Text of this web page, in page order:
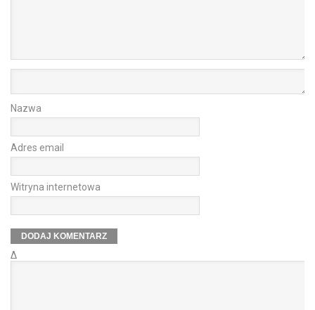
Nazwa
Adres email
Witryna internetowa
Δ